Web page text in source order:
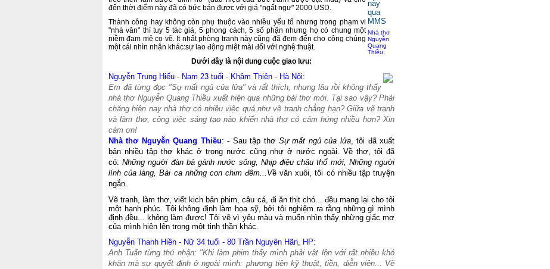
Nhà thơ
Nguyễn
Quang
Thiều.
đến thời điểm này đã có bức bán được với giá "ngất ngư" 2000 USD.
Thành công hay không còn phụ thuộc vào nhiều yếu tố nhưng trong phạm vi
"nhà văn" thì tuy 5 tác giả, 5 phong cách, 5 số phận nhưng họ có chung một
niềm đam mê cọ vẽ. It nhất phòng tranh này cũng đã đem đến cho công chúng
một cái nhìn nhận khác:sự lao động miệt mài đối với nghệ thuật.
Dưới đây là nội dung cuộc giao lưu:
Nguyễn Trung Hiếu - Nam 23 tuổi - Khâm Thiên - Hà Nội:
Em đã từng đọc "Sự mất ngủ của lửa" và rất thích, nhưng lâu rồi không thấy
nhà thơ Nguyễn Quang Thiều xuất hiện qua những bài thơ mới. Tại sao vậy? Phải
chăng hiện nay nhà thơ có nhiều việc quá như vẽ tranh chẳng hạn? Giữa vẽ tranh
và làm thơ, công việc sáng tạo nào khiến nhà thơ có cảm hứng nhiều hơn? Xin
cám ơn!
Nhà thơ Nguyễn Quang Thiều: - Sau tập thơ Sự mất ngủ của lửa, tôi đã xuất
bản nhiều tập thơ khác ở trong nước cũng như ở nước ngoài. Về thơ, tôi đã
có:Những người đàn bà gánh nước sông, Nhịp điệu châu thổ mới, Những người
lính của làng, Bài ca những con chim đêm...Về văn xuôi, tôi có nhiều tập truyện
ngắn.
Vẽ tranh, làm thơ, viết kịch bản phim, câu cá, đi ăn thịt chó... đều mang lại cho tôi
một hạnh phúc. Tôi không định làm họa sỹ, bởi tôi nghiệm ra rằng những gì mình
định đều... không làm được! Tôi vẽ vì yêu màu và muốn nhìn thấy những giấc mơ
của mình hiện lên trong một tinh thần khác.
Nguyễn Thanh Hiền - Nữ 34 tuổi - 80 Trần Nguyên Hãn, HP:
Anh Tuấn từng thú nhận: "Khi làm phim thấy mình phải vật lộn với rất nhiều khó
khăn mà sự quyết định ở ngoài mình: phương tiện kỹ thuật, tiền, diễn viên... Vẽ